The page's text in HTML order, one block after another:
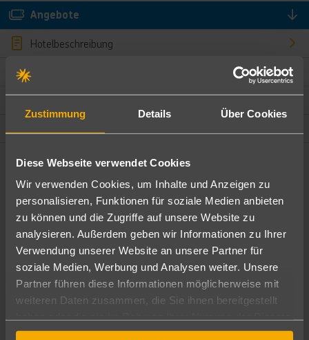
Zustimmung Details Über Cookies
Diese Webseite verwendet Cookies
Wir verwenden Cookies, um Inhalte und Anzeigen zu
personalisieren, Funktionen für soziale Medien anbieten
zu können und die Zugriffe auf unsere Website zu
analysieren. Außerdem geben wir Informationen zu Ihrer
Verwendung unserer Website an unsere Partner für
soziale Medien, Werbung und Analysen weiter. Unsere
Partner führen diese Informationen möglicherweise mit
weiteren Daten zusammen, die Sie ihnen bereitgestellt
gesammelt haben.
Angebote
Hotelbeschreibung
Bewertungen
Ändere die Kriterien nach deinen Wünschen
Pauschal Nur Hotel
Abflughafen
Alle Abflughäfen
12.08.26–10.08.27 7-21 Nächte